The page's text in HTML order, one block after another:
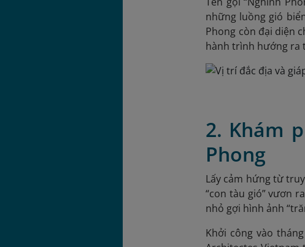
những luồng gió
Phong còn đại diện
hành trình hướng ra
2. Khám
Phong
Lấy cảm hứng từ
“con tàu gió” vươn
nhỏ gợi hình ảnh
Khởi công vào